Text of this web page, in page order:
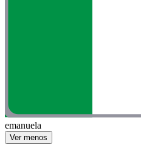
emanuela
Ver menos